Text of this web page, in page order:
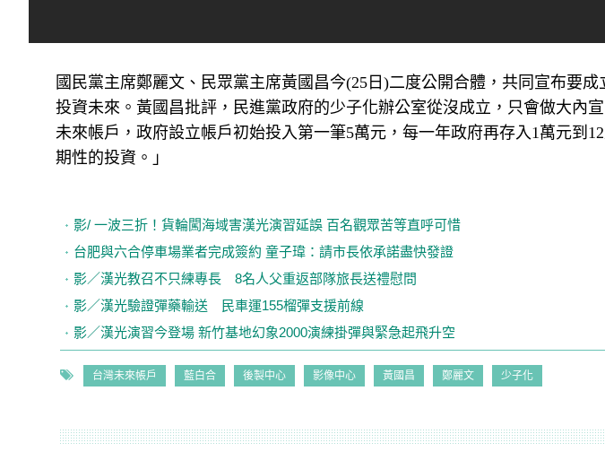
國民黨主席鄭麗文、民眾黨主席黃國昌今(25日)二度公開合體，共同宣布要
投資未來。黃國昌批評，民進黨政府的少子化辦公室從沒成立，只會做大內
未來帳戶，政府設立帳戶初始投入第一筆5萬元，每一年政府再存入1萬元到
期性的投資。」
影/ 一波三折！貨輪闖海域害漢光演習延誤 百名觀眾苦等直呼可惜
台肥與六合停車場業者完成簽約 童子瑋：請市長依承諾盡快發證
影／漢光教召不只練專長 8名人父重返部隊旅長送禮慰問
影／漢光驗證彈藥輸送 民車運155榴彈支援前線
影／漢光演習今登場 新竹基地幻象2000演練掛彈與緊急起飛升空
台灣未來帳戶 藍白合 後製中心 影像中心 黃國昌 鄭麗文 少子化